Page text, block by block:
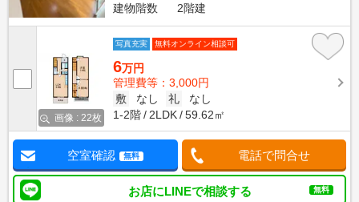
建物階数
2階建
画像 : 22枚
写真充実 無料オンライン相談可
6万円
管理費等：3,000円
敷
なし 礼
なし
1-2階
2LDK 59.62㎡
空室確認 無料 電話で問合せ
お店にLINEで相談する 無料